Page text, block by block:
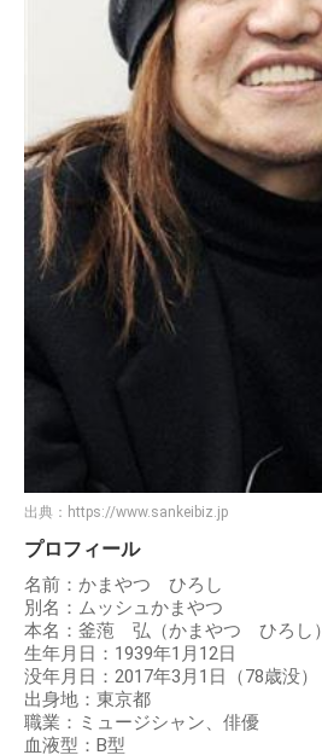
出典： https://www.sankeibiz.jp
プロフィール
名前：かまやつ ひろし
別名：ムッシュかまやつ
本名：釜萢 弘（かまやつ ひろし）
生年月日：1939年1月12日
没年月日：2017年3月1日（78歳没）
出身地：東京都
職業：ミュージシャン、俳優
血液型：B型